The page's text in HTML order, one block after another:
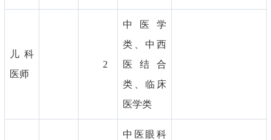
儿科
医师
2
中医学
类、中西
医结合
类、临床
医学类
中医眼科